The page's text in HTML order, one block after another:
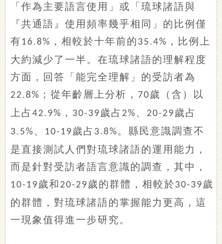
「作為主要語言使用」或「琉球諸語與
『共通語』使用頻率幾乎相同」的比例僅
有 16.8% ，相較於十年前的 35.4% ，比例上
大約減少了一半。在琉球諸語的理解程度
方面，回答「能完全理解」的受訪者為
22.8% ；從年齡層上分析， 70 歲（含）以
上占 42.9% ， 30-39 歲占 2% 、 20-29 歲占
3.5% 、 10-19 歲占 3.8% 。縣民意識調查不
是直接測試人們對琉球諸語的運用能力，
而是針對受訪者語言意識的調查，其中，
10-19 歲和 20-29 歲的群體，相較於 30-39 歲
的群體，對琉球諸語的掌握能力更高，這
一現象值得進一步研究。